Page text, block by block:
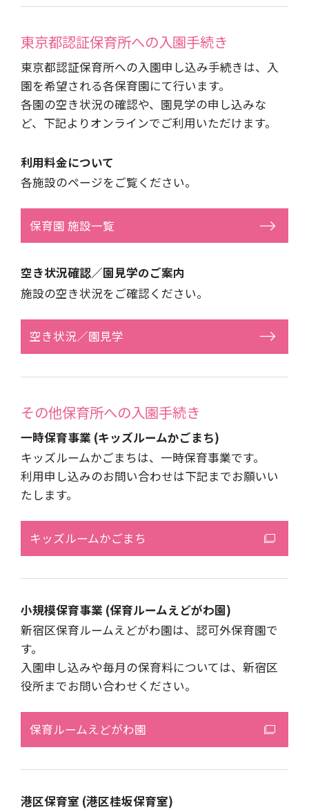
東京都認証保育所への入園手続き
東京都認証保育所への入園申し込み手続きは、入
園を希望される各保育園にて行います。
各園の空き状況の確認や、園見学の申し込みな
ど、下記よりオンラインでご利用いただけます。
利用料金について
各施設のページをご覧ください。
保育園 施設一覧
空き状況確認／園見学のご案内
施設の空き状況をご確認ください。
空き状況／園見学
その他保育所への入園手続き
一時保育事業 (キッズルームかごまち)
キッズルームかごまちは、一時保育事業です。
利用申し込みのお問い合わせは下記までお願いい
たします。
キッズルームかごまち
小規模保育事業 (保育ルームえどがわ園)
新宿区保育ルームえどがわ園は、認可外保育園で
す。
入園申し込みや毎月の保育料については、新宿区
役所までお問い合わせください。
保育ルームえどがわ園
港区保育室 (港区桂坂保育室)